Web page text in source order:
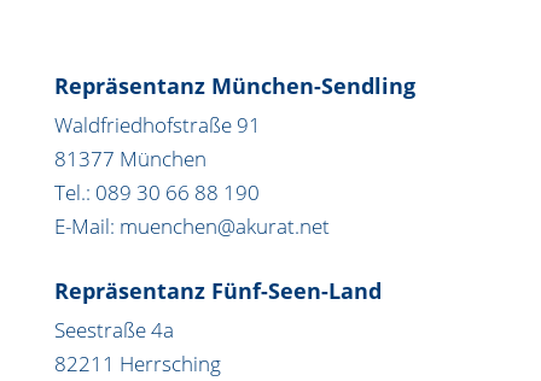
Repräsentanz München-Sendling
Waldfriedhofstraße 91
81377 München
Tel.: 089 30 66 88 190
E-Mail: muenchen@akurat.net
Repräsentanz Fünf-Seen-Land
Seestraße 4a
82211 Herrsching